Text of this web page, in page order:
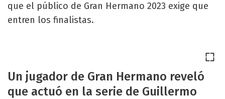
que el público de Gran Hermano 2023 exige que
entren los finalistas.
Un jugador de Gran Hermano reveló
que actuó en la serie de Guillermo